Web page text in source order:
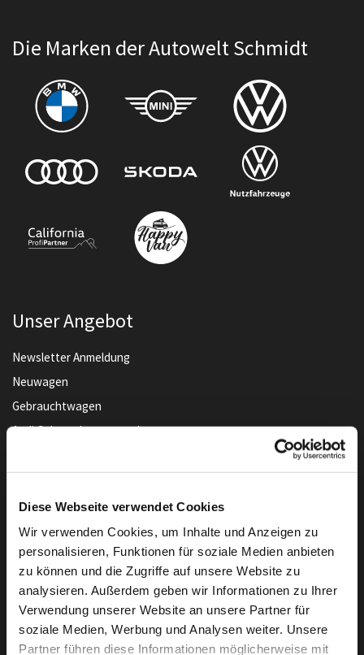
Diese Webseite verwendet Cookies
Wir verwenden Cookies, um Inhalte und Anzeigen zu
personalisieren, Funktionen für soziale Medien anbieten
zu können und die Zugriffe auf unsere Website zu
analysieren. Außerdem geben wir Informationen zu Ihrer
Verwendung unserer Website an unsere Partner für
soziale Medien, Werbung und Analysen weiter. Unsere
Partner führen diese Informationen möglicherweise mit
Die Marken der Autowelt Schmidt
Unser Angebot
Newsletter Anmeldung
Neuwagen
Gebrauchtwagen
Audi Gebrauchtwagen :plus
Online-Terminbuchung
Für Geschäftskunden
Audi Business
BMW Geschäftskunden
Volkswagen Professional Class